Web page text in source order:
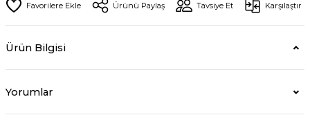
Ürünü Paylaş Tavsiye Et Karşılaştır
Ürün Bilgisi
Yorumlar